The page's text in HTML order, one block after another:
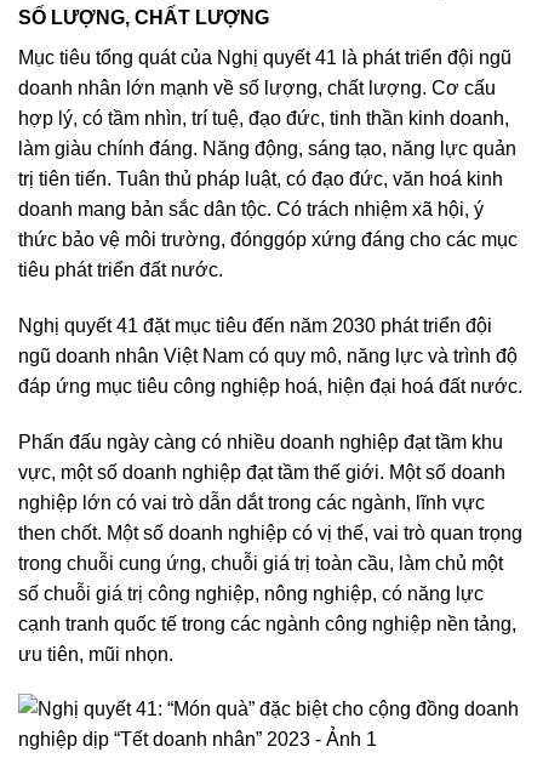
SỐ LƯỢNG, CHẤT LƯỢNG
Mục tiêu tổng quát của Nghị quyết 41 là phát triển đội ngũ
doanh nhân lớn mạnh về số lượng, chất lượng. Cơ cấu
hợp lý, có tầm nhìn, trí tuệ, đạo đức, tinh thần kinh doanh,
làm giàu chính đáng. Năng động, sáng tạo, năng lực quản
trị tiên tiến. Tuân thủ pháp luật, có đạo đức, văn hoá kinh
doanh mang bản sắc dân tộc. Có trách nhiệm xã hội, ý
thức bảo vệ môi trường, đónggóp xứng đáng cho các mục
tiêu phát triển đất nước.
Nghị quyết 41 đặt mục tiêu đến năm 2030 phát triển đội
ngũ doanh nhân Việt Nam có quy mô, năng lực và trình độ
đáp ứng mục tiêu công nghiệp hoá, hiện đại hoá đất nước.
Phấn đấu ngày càng có nhiều doanh nghiệp đạt tầm khu
vực, một số doanh nghiệp đạt tầm thế giới. Một số doanh
nghiệp lớn có vai trò dẫn dắt trong các ngành, lĩnh vực
then chốt. Một số doanh nghiệp có vị thế, vai trò quan trọng
trong chuỗi cung ứng, chuỗi giá trị toàn cầu, làm chủ một
số chuỗi giá trị công nghiệp, nông nghiệp, có năng lực
cạnh tranh quốc tế trong các ngành công nghiệp nền tảng,
ưu tiên, mũi nhọn.